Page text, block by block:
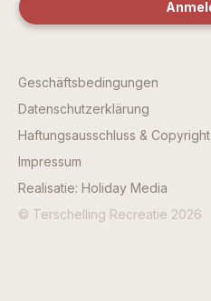
Geschäftsbedingungen
Datenschutzerklärung
Haftungsausschluss & Copyright
Impressum
Realisatie: Holiday Media
© Terschelling Recreatie 2026